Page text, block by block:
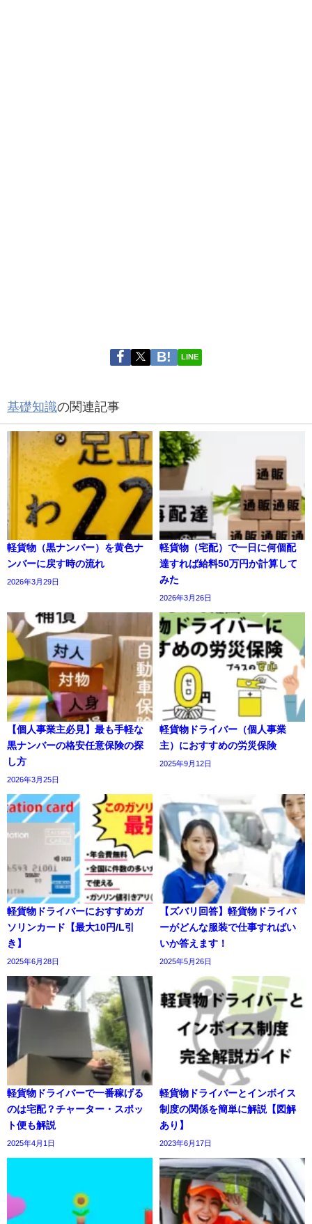
LINE
基礎知識の関連記事
軽貨物（黒ナンバー）を黄色ナ
ンバーに戻す時の流れ
2026年3月29日
軽貨物（宅配）で一日に何個配
達すれば給料50万円か計算して
みた
2026年3月26日
【個人事業主必見】最も手軽な
黒ナンバーの格安任意保険の探
し方
2026年3月25日
軽貨物ドライバー（個人事業
主）におすすめの労災保険
2025年9月12日
軽貨物ドライバーにおすすめガ
ソリンカード【最大10円/L引
き】
2025年6月28日
【ズバリ回答】軽貨物ドライバ
ーがどんな服装で仕事すればい
いか答えます！
2025年5月26日
軽貨物ドライバーで一番稼げる
のは宅配？チャーター・スポッ
ト便も解説
2025年4月1日
軽貨物ドライバーとインボイス
制度の関係を簡単に解説【図解
あり】
2023年6月17日